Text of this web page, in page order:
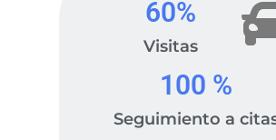
Visitas
60%
Seguimiento a
100 %